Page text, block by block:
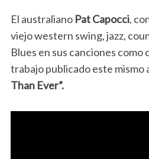
El australianoPat Capocci,
viejo western swing, jazz,
Blues en sus canciones
trabajo publicado este mismo
Than Ever”.